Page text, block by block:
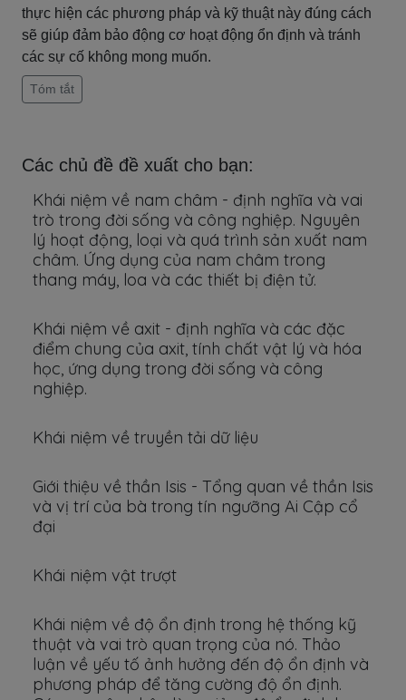
thực hiện các phương pháp và kỹ thuật này đúng cách
sẽ giúp đảm bảo động cơ hoạt động ổn định và tránh
các sự cố không mong muốn.
Tóm tắt
Các chủ đề đề xuất cho bạn:
Khái niệm về nam châm - định nghĩa và vai
trò trong đời sống và công nghiệp. Nguyên
lý hoạt động, loại và quá trình sản xuất nam
châm. Ứng dụng của nam châm trong
thang máy, loa và các thiết bị điện tử.
Khái niệm về axit - định nghĩa và các đặc
điểm chung của axit, tính chất vật lý và hóa
học, ứng dụng trong đời sống và công
nghiệp.
Khái niệm về truyền tải dữ liệu
Giới thiệu về thần Isis - Tổng quan về thần Isis
và vị trí của bà trong tín ngưỡng Ai Cập cổ
đại
Khái niệm vật trượt
Khái niệm về độ ổn định trong hệ thống kỹ
thuật và vai trò quan trọng của nó. Thảo
luận về yếu tố ảnh hưởng đến độ ổn định và
phương pháp để tăng cường độ ổn định.